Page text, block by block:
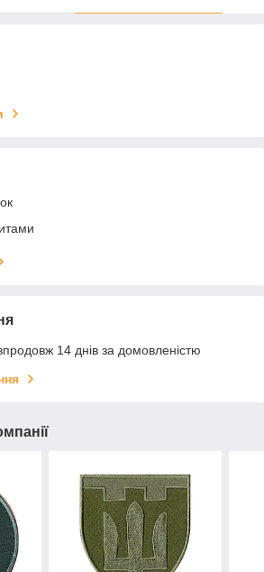
14 днів за домовленістю